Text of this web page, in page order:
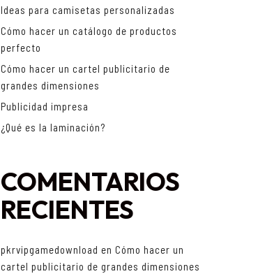
Ideas para camisetas personalizadas
Cómo hacer un catálogo de productos
perfecto
Cómo hacer un cartel publicitario de
grandes dimensiones
Publicidad impresa
¿Qué es la laminación?
COMENTARIOS
RECIENTES
pkrvipgamedownload en Cómo hacer un
cartel publicitario de grandes dimensiones